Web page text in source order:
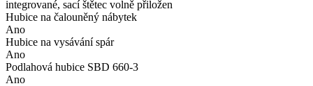
integrované, sací štětec volně přiložen
Hubice na čalouněný nábytek
Ano
Hubice na vysávání spár
Ano
Podlahová hubice SBD 660-3
Ano